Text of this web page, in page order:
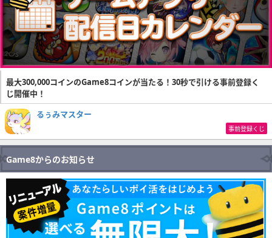
最大300,000コインのGame8コインが当たる！30秒で引ける事前登録く
じ開催中！
るぅみマスター
事前登録くじ
Game8からのお知らせ